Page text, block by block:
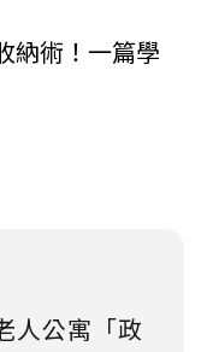
納術！一篇學
人公寓「政